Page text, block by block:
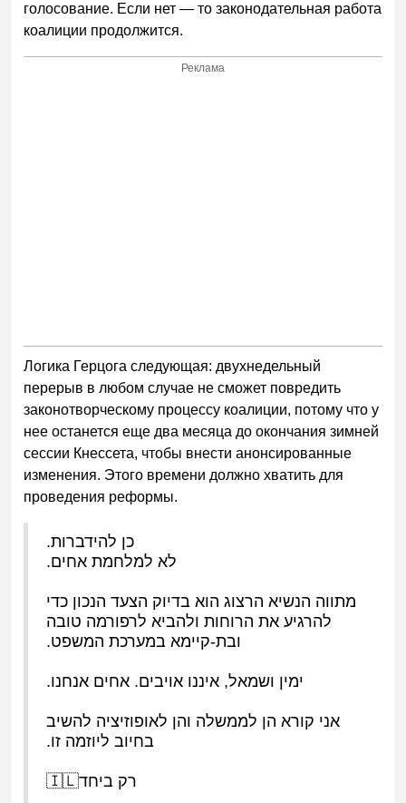
голосование. Если нет — то законодательная работа
коалиции продолжится.
Реклама
Логика Герцога следующая: двухнедельный
перерыв в любом случае не сможет повредить
законотворческому процессу коалиции, потому что у
нее останется еще два месяца до окончания зимней
сессии Кнессета, чтобы внести анонсированные
изменения. Этого времени должно хватить для
проведения реформы.
כן להידברות.
לא למלחמת אחים.
מתווה הנשיא הרצוג הוא בדיוק הצעד הנכון כדי
להרגיע את הרוחות ולהביא לרפורמה טובה
ובת-קיימא במערכת המשפט.
ימין ושמאל, איננו אויבים. אחים אנחנו.
אני קורא הן לממשלה והן לאופוזיציה להשיב
בחיוב ליוזמה זו.
רק ביחד🇮🇱